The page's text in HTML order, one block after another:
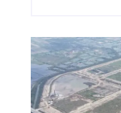
思維，成功打造
計的公共工程，
獎」一舉榮獲3
嘉義市推動高品
專業評審一致肯